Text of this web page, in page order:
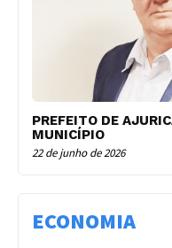
PREFEITO DE
MUNICÍPIO
22 de junho de 2026
ECONOMIA